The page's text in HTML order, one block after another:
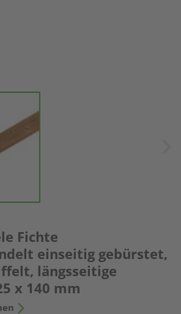
Fichte
einseitig gebürstet,
längsseitige
x 140 mm